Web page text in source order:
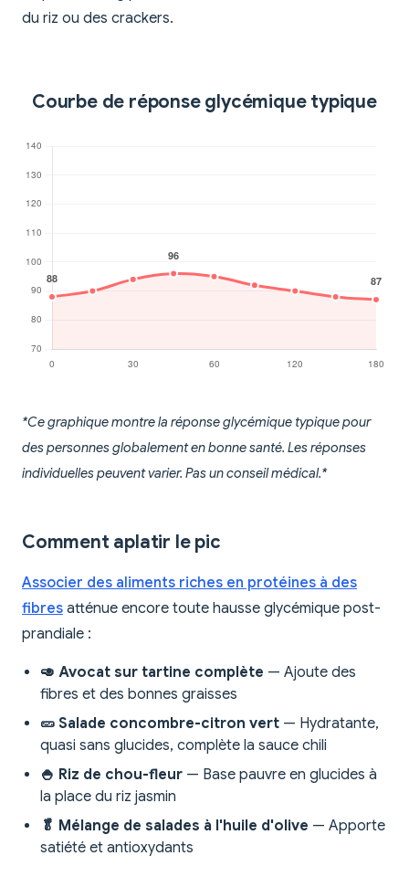
du riz ou des crackers.
Courbe de réponse glycémique typique
*Ce graphique montre la réponse glycémique typique pour
des personnes globalement en bonne santé. Les réponses
individuelles peuvent varier. Pas un conseil médical.*
Comment aplatir le pic
Associer des aliments riches en protéines à des
fibres atténue encore toute hausse glycémique post-
prandiale :
🥑 Avocat sur tartine complète — Ajoute des
fibres et des bonnes graisses
🥒 Salade concombre-citron vert — Hydratante,
quasi sans glucides, complète la sauce chili
🍚 Riz de chou-fleur — Base pauvre en glucides à
la place du riz jasmin
🥬 Mélange de salades à l'huile d'olive — Apporte
satiété et antioxydants